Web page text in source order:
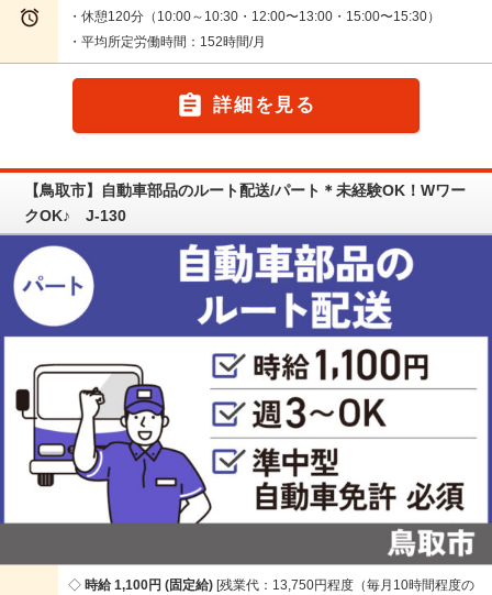

・休憩120分（10:00～10:30・12:00〜13:00・15:00〜15:30）
・平均所定労働時間：152時間/月
 詳細を見る
【鳥取市】自動車部品のルート配送/パート＊未経験OK！Wワー
クOK♪ J-130
時給 1,100円 (固定給) 残業代：13,750円程度（毎月10時間程度の